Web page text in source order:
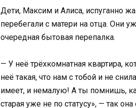
Дети, Максим и Алиса, испуганно
перебегали с матери на отца. Они
очередная бытовая перепалка.
— У неё трёхкомнатная квартира,
неё такая, что нам с тобой и не
имеет, и немалую! А ты помнишь,
старая уже не по статусу», — так